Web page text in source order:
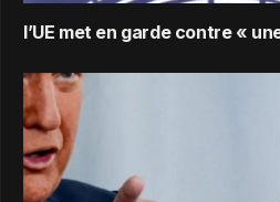
l’UE met en garde contre «